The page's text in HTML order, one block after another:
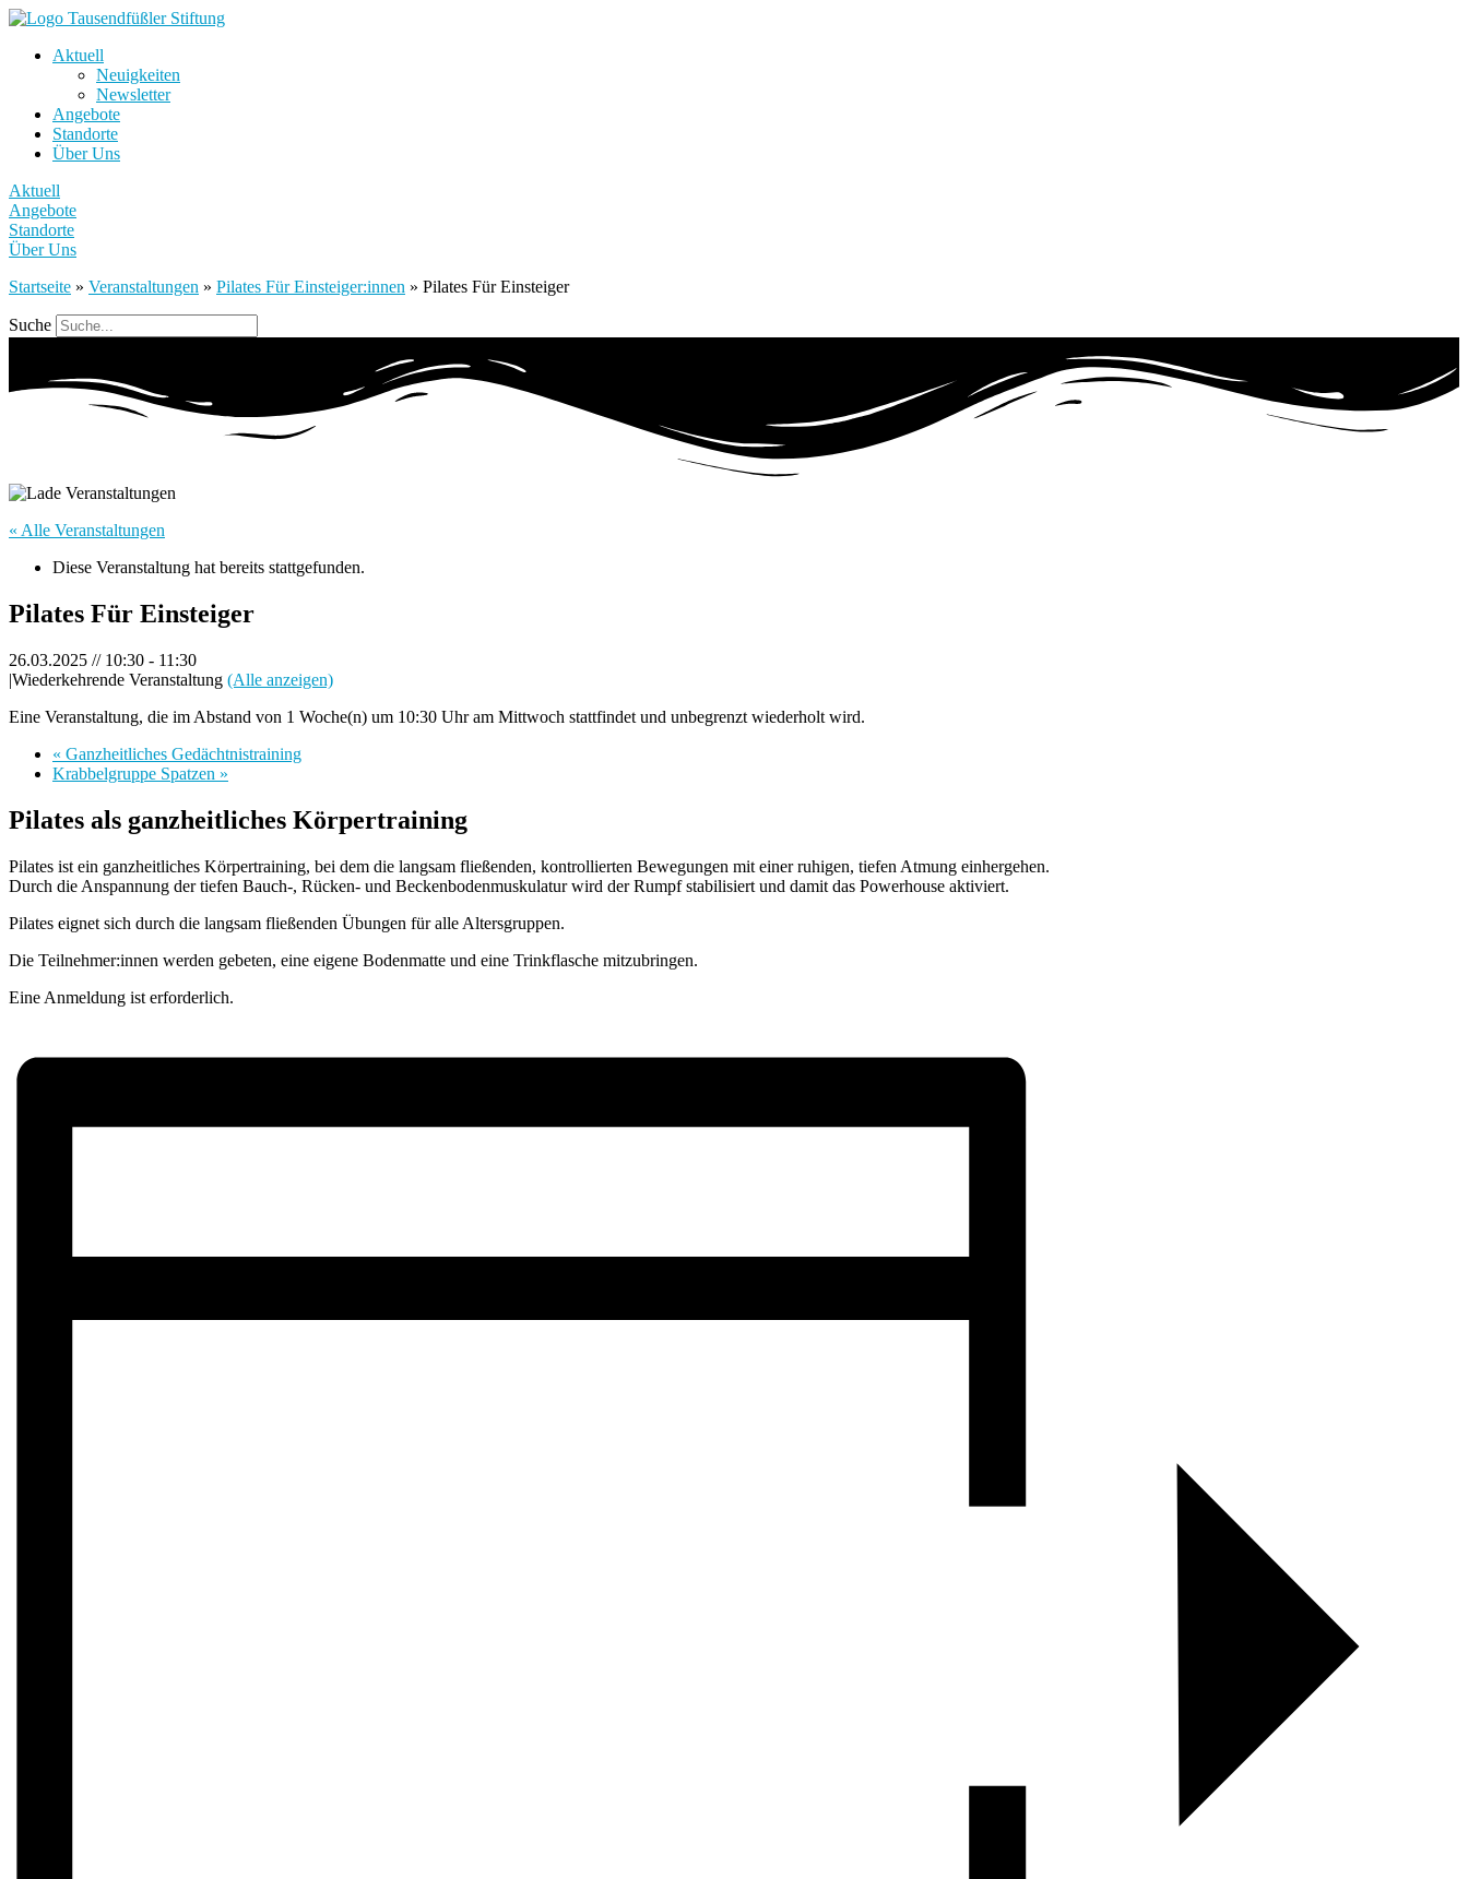
Aktuell
Neuigkeiten
Newsletter
Angebote
Standorte
Über Uns
Aktuell
Angebote
Standorte
Über Uns
Startseite » Veranstaltungen » Pilates Für Einsteiger:innen » Pilates Für Einsteiger
Suche
« Alle Veranstaltungen
Diese Veranstaltung hat bereits stattgefunden.
Pilates Für Einsteiger
26.03.2025 // 10:30 - 11:30
|Wiederkehrende Veranstaltung (Alle anzeigen)
Eine Veranstaltung, die im Abstand von 1 Woche(n) um 10:30 Uhr am Mittwoch stattfindet und unbegrenzt wiederholt wird.
« Ganzheitliches Gedächtnistraining
Krabbelgruppe Spatzen »
Pilates als ganzheitliches Körpertraining
Pilates ist ein ganzheitliches Körpertraining, bei dem die langsam fließenden, kontrollierten Bewegungen mit einer ruhigen, tiefen Atmung einhergehen.
Durch die Anspannung der tiefen Bauch-, Rücken- und Beckenbodenmuskulatur wird der Rumpf stabilisiert und damit das Powerhouse aktiviert.
Pilates eignet sich durch die langsam fließenden Übungen für alle Altersgruppen.
Die Teilnehmer:innen werden gebeten, eine eigene Bodenmatte und eine Trinkflasche mitzubringen.
Eine Anmeldung ist erforderlich.